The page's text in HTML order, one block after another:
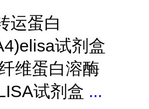
运蛋白
试剂盒
维蛋白溶酶
试剂盒 ...